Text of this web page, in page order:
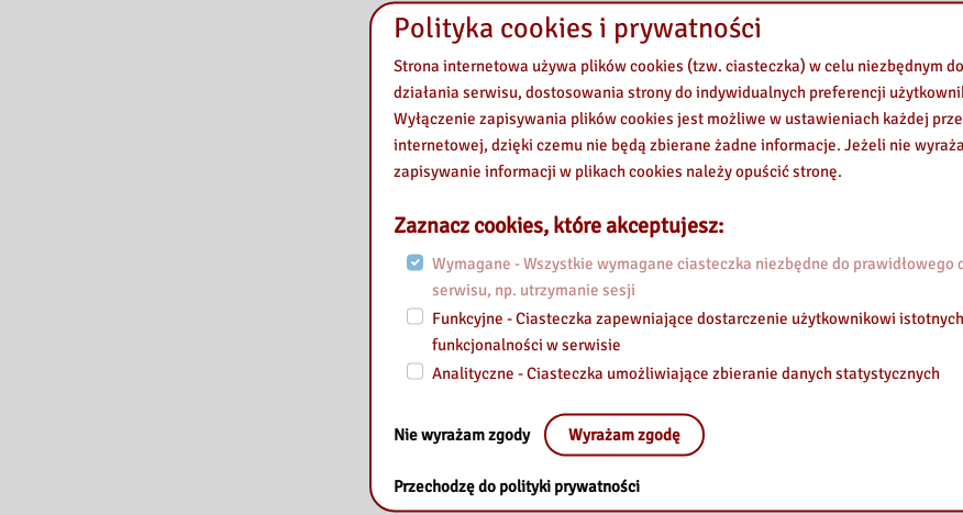
Polityka cookies i prywatności
Strona internetowa używa plików cookies (tzw. ciasteczka) w celu niezbędnym
działania serwisu, dostosowania strony do indywidualnych preferencji
Wyłączenie zapisywania plików cookies jest możliwe w ustawieniach każdej
internetowej, dzięki czemu nie będą zbierane żadne informacje. Jeżeli nie
zapisywanie informacji w plikach cookies należy opuścić stronę.
Zaznacz cookies, które akceptujesz:
Wymagane - Wszystkie wymagane ciasteczka niezbędne do prawidłowego
serwisu, np. utrzymanie sesji
Funkcyjne - Ciasteczka zapewniające dostarczenie użytkownikowi istotnych
funkcjonalności w serwisie
Analityczne - Ciasteczka umożliwiające zbieranie danych statystycznych
Nie wyrażam zgody Wyrażam zgodę
Przechodzę do polityki prywatności